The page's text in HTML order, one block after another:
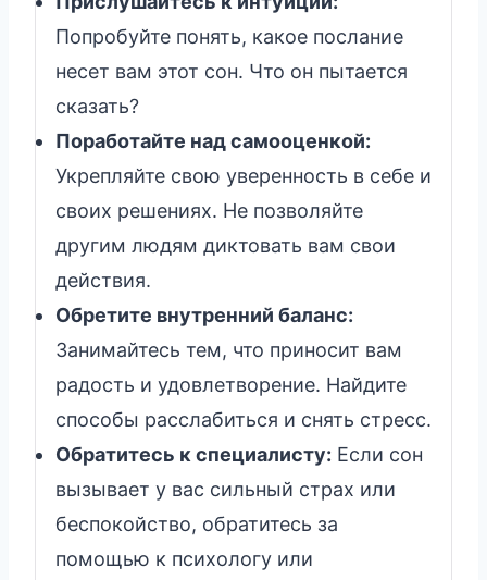
Попробуйте понять, какое послание
несет вам этот сон. Что он пытается
сказать?
Поработайте над самооценкой:
Укрепляйте свою уверенность в себе и
своих решениях. Не позволяйте
другим людям диктовать вам свои
действия.
Обретите внутренний баланс:
Занимайтесь тем, что приносит вам
радость и удовлетворение. Найдите
способы расслабиться и снять стресс.
Обратитесь к специалисту: Если сон
вызывает у вас сильный страх или
беспокойство, обратитесь за
помощью к психологу или